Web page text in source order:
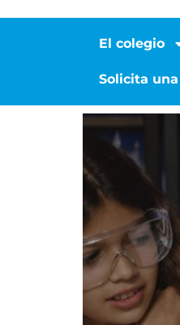
El colegio
Solicita